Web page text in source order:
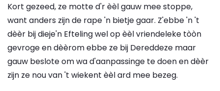
Kort gezeed, ze motte d'r èèl gauw mee stoppe,
want anders zijn de rape 'n bietje gaar. Z'ebbe 'n 't
dèèr bij dieje'n Efteling wel op èèl vriendeleke tòòn
gevroge en dèèrom ebbe ze bij Dereddeze maar
gauw beslote om wa d'aanpassinge te doen en dèèr
zijn ze nou van 't wiekent èèl ard mee bezeg.